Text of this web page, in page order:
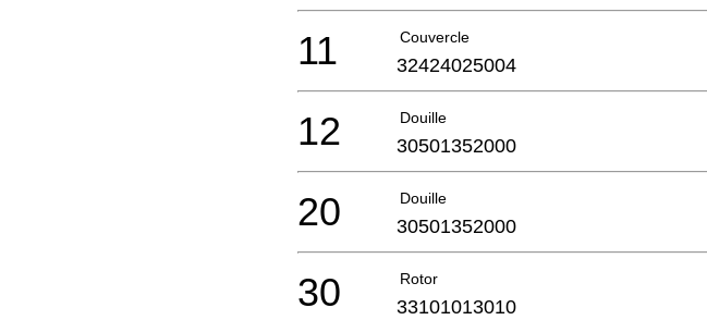
Couvercle
11 32424025004
Douille
12 30501352000
Douille
20 30501352000
Rotor
30 33101013010